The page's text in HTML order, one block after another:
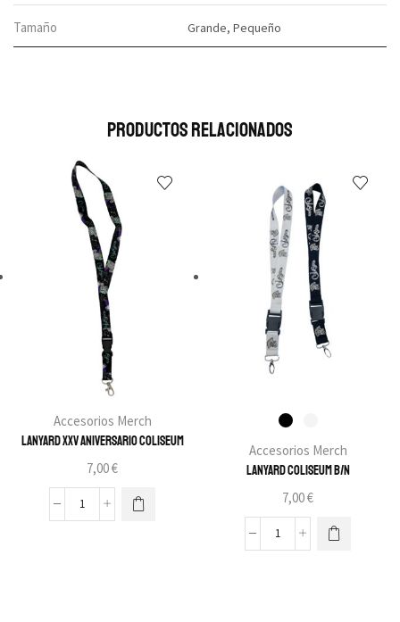
Tamaño Grande, Pequeño
Productos Relacionados
Accesorios Merch
Lanyard XXV Aniversario Coliseum
7,00€
Accesorios Merch
Lanyard Coliseum B/N
7,00€